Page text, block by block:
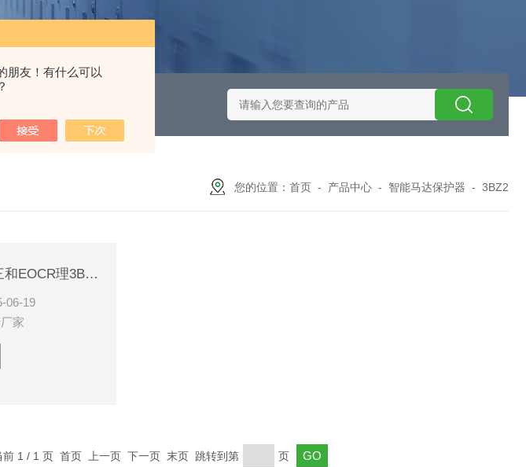
朋友！有什么可以
80DUHEOCR3DE施耐德智能保护器选型 EOCRSE2-05RSEOCR-SE2施耐德电流保
您的位置： 首页 - 产品中心 - 智能马达保护器 - 3BZ2
EOCR-3BZ2三和EOCR理3BZ2-WRCUHZ漏电保护器
06-19
家
前 1 / 1 页 首页 上一页 下一页 末页 跳转到第 页